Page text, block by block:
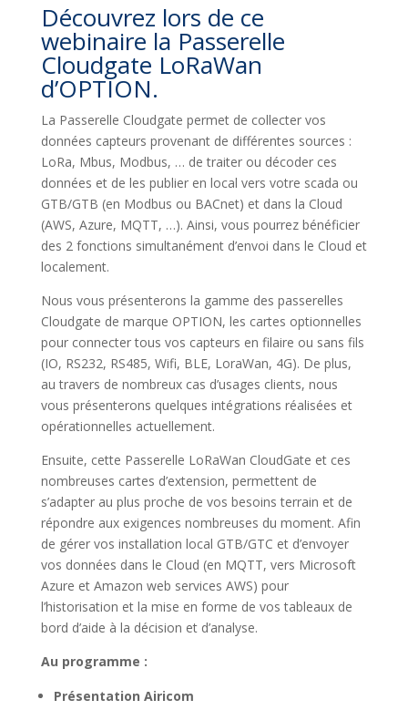
Découvrez lors de ce
webinaire la Passerelle
Cloudgate LoRaWan
d’OPTION.
La Passerelle Cloudgate permet de collecter vos
données capteurs provenant de différentes sources :
LoRa, Mbus, Modbus, … de traiter ou décoder ces
données et de les publier en local vers votre scada ou
GTB/GTB (en Modbus ou BACnet) et dans la Cloud
(AWS, Azure, MQTT, …). Ainsi, vous pourrez bénéficier
des 2 fonctions simultanément d’envoi dans le Cloud et
localement.
Nous vous présenterons la gamme des passerelles
Cloudgate de marque OPTION, les cartes optionnelles
pour connecter tous vos capteurs en filaire ou sans fils
(IO, RS232, RS485, Wifi, BLE, LoraWan, 4G). De plus,
au travers de nombreux cas d’usages clients, nous
vous présenterons quelques intégrations réalisées et
opérationnelles actuellement.
Ensuite, cette Passerelle LoRaWan CloudGate et ces
nombreuses cartes d’extension, permettent de
s’adapter au plus proche de vos besoins terrain et de
répondre aux exigences nombreuses du moment. Afin
de gérer vos installation local GTB/GTC et d’envoyer
vos données dans le Cloud (en MQTT, vers Microsoft
Azure et Amazon web services AWS) pour
l’historisation et la mise en forme de vos tableaux de
bord d’aide à la décision et d’analyse.
Au programme :
Présentation Airicom